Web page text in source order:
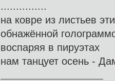
...............
на ковре из листьев
обнажённой
воспаряя в пируэтах
нам танцует осень -